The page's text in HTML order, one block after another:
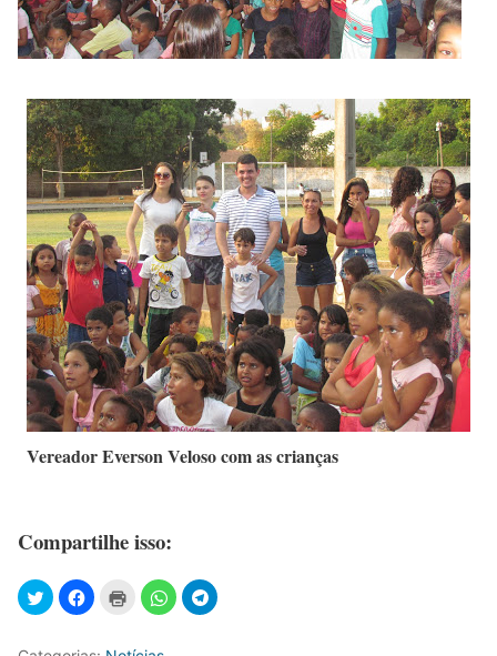
Vereador Everson Veloso com as crianças
Compartilhe isso: